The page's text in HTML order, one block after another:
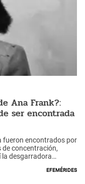
Ana Frank?:
ser encontrada
fueron encontrados por
de concentración,
la desgarradora
Efemérides